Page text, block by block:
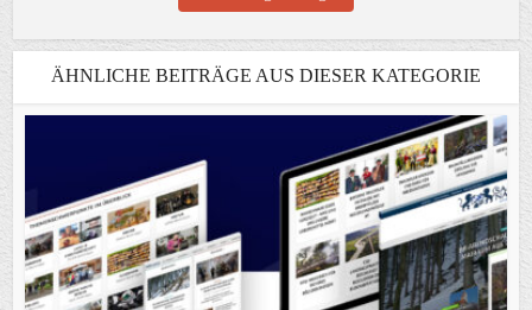
ÄHNLICHE BEITRÄGE AUS DIESER KATEGORIE